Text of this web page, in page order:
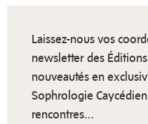
Laissez-nous vos
newsletter des
nouveautés en
Sophrologie
rencontres…